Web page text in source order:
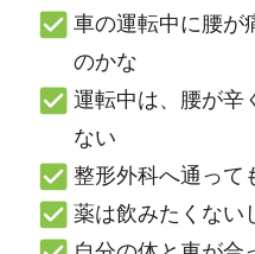
車の運転中に腰が
のかな
運転中は、腰が辛
ない
整形外科へ通って
薬は飲みたくない